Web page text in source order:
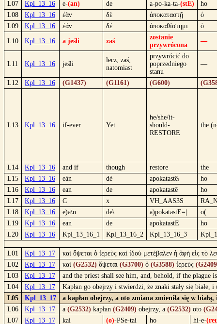
L07
Kpl_13_16 e-(an) de a-po-ka-ta-(stE)
ho
L08
Kpl_13_16 ἐὰν δὲ ἀποκαταστῇ
ὁ
L09
Kpl_13_16 ἐάν δέ ἀποκαθίστημι ὁ
L10 Kpl_13_16 a jeśli zaś
zostanie
przywrócona
—
L11 Kpl_13_16 jeśli
lecz; zaś,
natomiast
przywrócić do
poprzedniego
stanu
—
L12 Kpl_13_16 (G1437) (G1161) (G600)
L13 Kpl_13_16 if-ever Yet
he/she/it-
should-
RESTORE
the
L14 Kpl_13_16 and if though restore
the
L15
Kpl_13_16 eàn dè apokatastêᵢ
ho
L16
Kpl_13_16 ean de apokatastē
ho
L17
Kpl_13_16 C x VH_AAS3S
L18
Kpl_13_16 e)a\n de\ a)pokatastE=|
o(
L19
Kpl_13_16 ean de apokatastE
ho
L20
Kpl_13_16 Kpl_13_16_1 Kpl_13_16_2 Kpl_13_16_3
L01 Kpl_13_17
καὶ ὄψεται ὁ ἱερεὺς καὶ ἰδοὺ μετέβαλεν ἡ ἁφὴ εἰς τὸ
L02
Kpl_13_17 καὶ (G2532) ὄψεται (G3700) ὁ (G3588) ἱερεὺς
L03
Kpl_13_17
and the priest shall see him, and, behold, if the plague
L04
Kpl_13_17
Kapłan go obejrzy i stwierdzi, że znaki stały się białe,
L05
Kpl_13_17
a kapłan obejrzy, a oto zmiana zmieniła się w
L06
Kpl_13_17 a (G2532) kapłan (G2409) obejrzy, a (G2532) oto
L07
Kpl_13_17 kai (o)-PSe-tai ho hi-e-